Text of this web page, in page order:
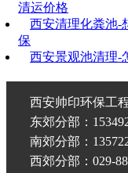
清运价格
西安清理化粪池-
保
西安景观池清理-
西安帅印环保工
东郊分部：
南郊分部：
西郊分部：029-